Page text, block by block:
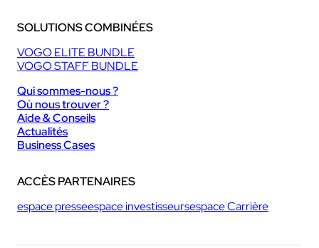
SOLUTIONS COMBINÉES
VOGO ELITE BUNDLE
VOGO STAFF BUNDLE
Qui sommes-nous ?
Où nous trouver ?
Aide & Conseils
Actualités
Business Cases
ACCÈS PARTENAIRES
espace presseespace investisseursespace Carrière